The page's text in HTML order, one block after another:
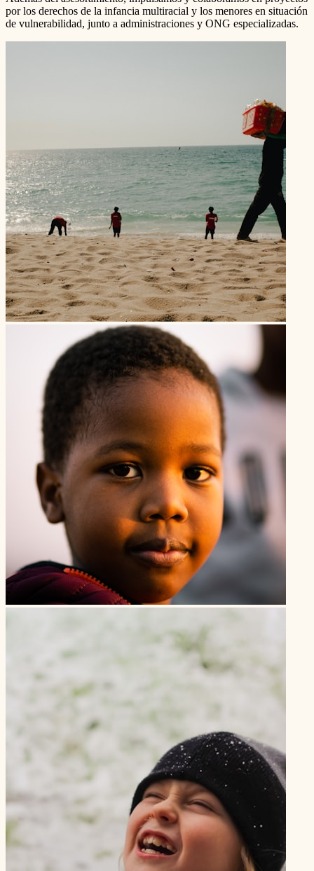
por los derechos de la infancia multiracial y los menores en situación
de vulnerabilidad, junto a administraciones y ONG especializadas.